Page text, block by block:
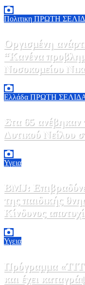
Πολιτικη ΠΡΩΤΗ
Οργισμένη
“Κανένα
Νοσοκομείου
Ελλάδα ΠΡΩΤΗ
Στα 65
Δυτικού Νείλου
Υγεια
BMJ:
της παιδικής
Κίνδυνος
Υγεια
Πρόγραμμα
και έχει